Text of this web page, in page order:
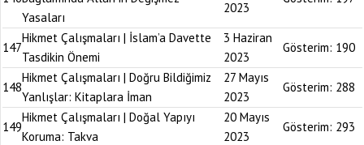
Yasaları
2023
147
Hikmet Çalışmaları | İslam’a Davette
Tasdikin Önemi
3 Haziran
2023
Gösterim: 190
148
Hikmet Çalışmaları | Doğru Bildiğimiz
Yanlışlar: Kitaplara İman
27 Mayıs
2023
Gösterim: 288
149
Hikmet Çalışmaları | Doğal Yapıyı
Koruma: Takva
20 Mayıs
2023
Gösterim: 293